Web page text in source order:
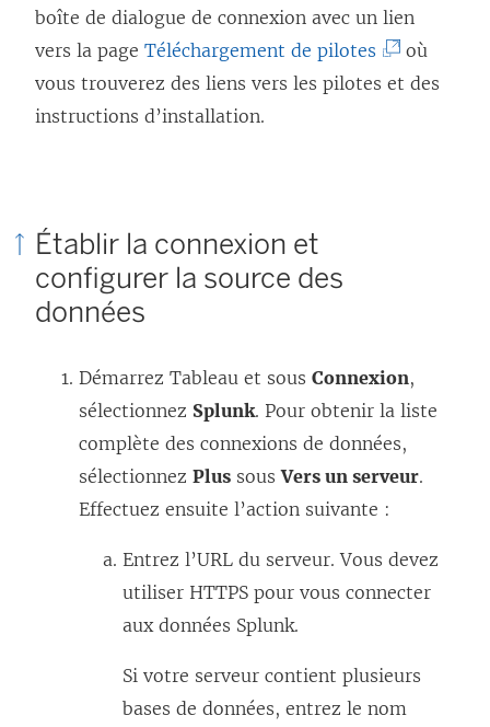
boîte de dialogue de connexion avec un lien
vers la page Téléchargement de pilotes
L
u
v
r
e
d
n
e
où
vous trouverez des liens vers les pilotes et des
instructions d’installation.
Établir la connexion et
configurer la source des
données
Démarrez Tableau et sous Connexion,
sélectionnez Splunk. Pour obtenir la liste
complète des connexions de données,
sélectionnez Plus sousVers un serveur.
Effectuez ensuite l’action suivante :
Entrez l’URL du serveur. Vous devez
utiliser HTTPS pour vous connecter
aux données Splunk.
Si votre serveur contient plusieurs
bases de données, entrez le nom